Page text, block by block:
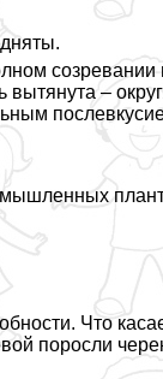
вытянута –
Что
поросли